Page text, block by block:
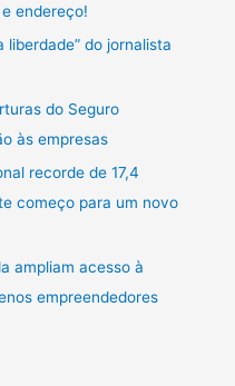
endereço!
liberdade” do jornalista
do Seguro
às empresas
recorde de 17,4
começo para um novo
ampliam acesso à
empreendedores